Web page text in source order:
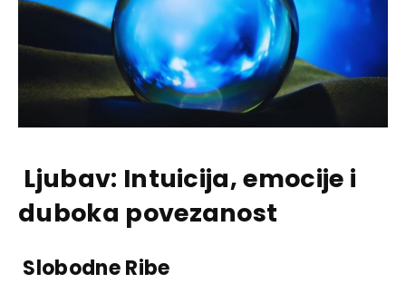
Ljubav: Intuicija, emocije i
duboka povezanost
Slobodne Ribe